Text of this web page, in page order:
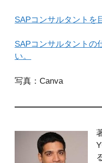
SAPコンサルタントを
SAPコンサルタントの
い。
写真：Canva